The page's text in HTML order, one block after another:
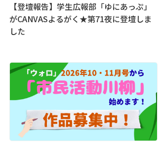
【登壇報告】学生広報部「ゆにあっぷ」
がCANVASよるがく★第71夜に登壇しま
した